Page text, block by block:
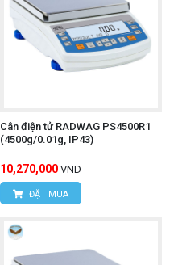
Cân điện tử RADWAG PS4500R1
(4500g/0.01g, IP43)
10,270,000 VND
ĐẶT MUA